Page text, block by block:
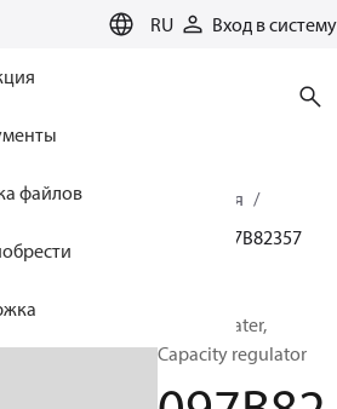
RU Вход в систему
файловдля теплоснабжения
parts and accessories 097B82357
BOCK, Heater,
Capacity regulator